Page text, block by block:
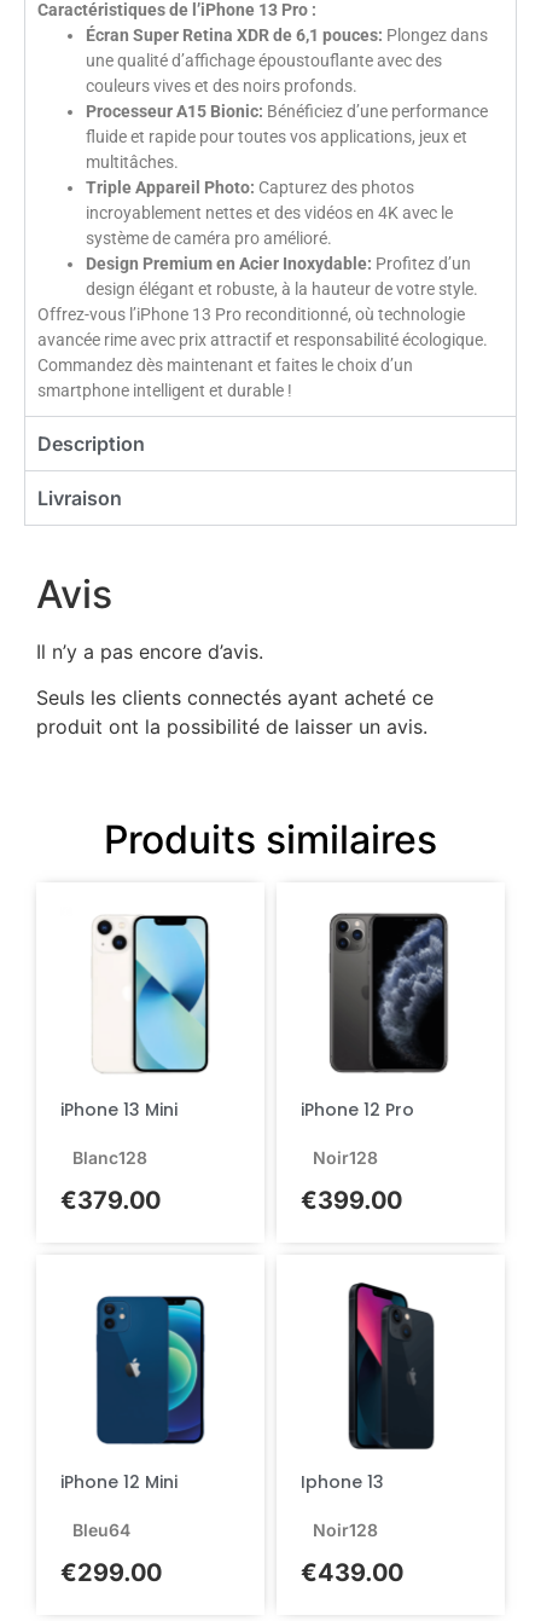
Caractéristiques de l’iPhone 13 Pro :
Écran Super Retina XDR de 6,1 pouces: Plongez dans
une qualité d’affichage époustouflante avec des
couleurs vives et des noirs profonds.
Processeur A15 Bionic: Bénéficiez d’une performance
fluide et rapide pour toutes vos applications, jeux et
multitâches.
Triple Appareil Photo: Capturez des photos
incroyablement nettes et des vidéos en 4K avec le
système de caméra pro amélioré.
Design Premium en Acier Inoxydable: Profitez d’un
design élégant et robuste, à la hauteur de votre style.
Offrez-vous l’iPhone 13 Pro reconditionné, où technologie
avancée rime avec prix attractif et responsabilité écologique.
Commandez dès maintenant et faites le choix d’un
smartphone intelligent et durable !
Description
Livraison
Avis
Il n’y a pas encore d’avis.
Seuls les clients connectés ayant acheté ce
produit ont la possibilité de laisser un avis.
Produits similaires
iPhone 13 Mini
Blanc128
€379.00
iPhone 12 Pro
Noir128
€399.00
iPhone 12 Mini
Bleu64
€299.00
Iphone 13
Noir128
€439.00